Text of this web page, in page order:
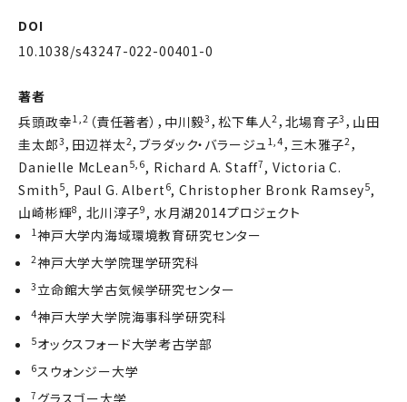
DOI
10.1038/s43247-022-00401-0
著者
兵頭政幸1,2 （責任著者），中川毅3 ，松下隼人2 ，北場育子3 ，山田
圭太郎3，田辺祥太2，ブラダック・バラージュ 1,4，三木雅子2 ，
Danielle McLean 5,6, Richard A. Staff7 , Victoria C.
Smith 5, Paul G. Albert 6, Christopher Bronk Ramsey5,
山崎彬輝8 , 北川淳子9 , 水月湖2014プロジェクト
1 神戸大学内海域環境教育研究センター
2神戸大学大学院理学研究科
3 立命館大学古気候学研究センター
4神戸大学大学院海事科学研究科
5オックスフォード大学考古学部
6スウォンジー大学
7